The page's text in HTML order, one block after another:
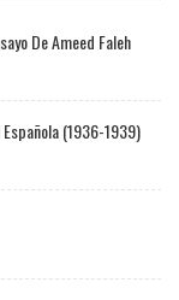
De Ameed Faleh
(1936-1939)